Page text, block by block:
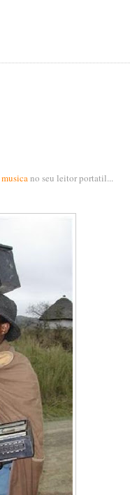
musica no seu leitor portatil...